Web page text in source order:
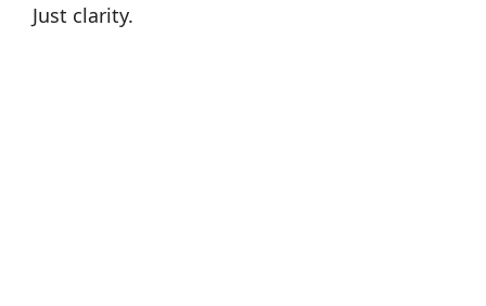
Just clarity.